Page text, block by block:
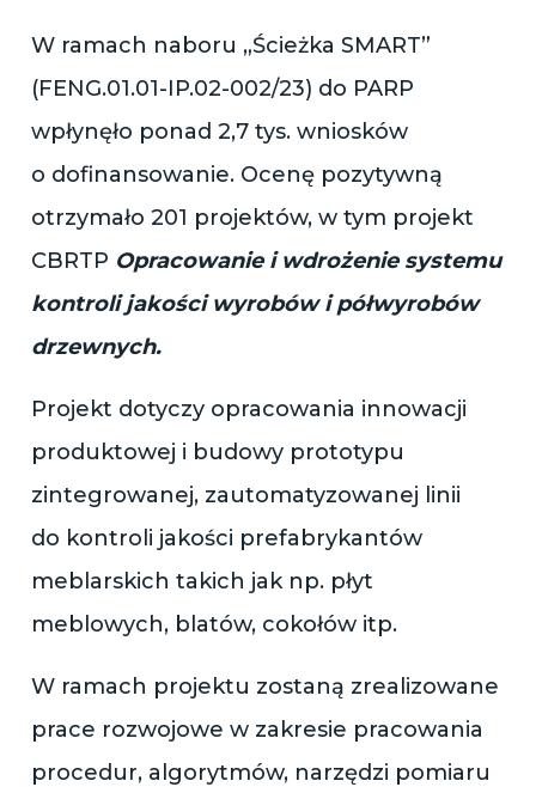
W ramach naboru „Ścieżka SMART”
(FENG.01.01-IP.02-002/23) do PARP
wpłynęło ponad 2,7 tys. wniosków
o dofinansowanie. Ocenę pozytywną
otrzymało 201 projektów, w tym projekt
CBRTP Opracowanie i wdrożenie systemu
kontroli jakości wyrobów i półwyrobów
drzewnych.
Projekt dotyczy opracowania innowacji
produktowej i budowy prototypu
zintegrowanej, zautomatyzowanej linii
do kontroli jakości prefabrykantów
meblarskich takich jak np. płyt
meblowych, blatów, cokołów itp.
W ramach projektu zostaną zrealizowane
prace rozwojowe w zakresie pracowania
procedur, algorytmów, narzędzi pomiaru